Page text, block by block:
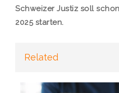
Schweizer Justiz soll
2025 starten.
Related